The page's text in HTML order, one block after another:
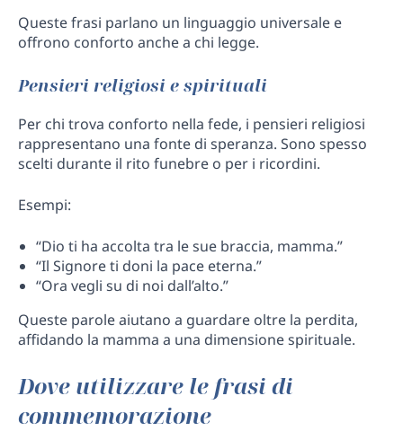
Queste frasi parlano un linguaggio universale e
offrono conforto anche a chi legge.
Pensieri religiosi e spirituali
Per chi trova conforto nella fede, i pensieri religiosi
rappresentano una fonte di speranza. Sono spesso
scelti durante il rito funebre o per i ricordini.
Esempi:
“Dio ti ha accolta tra le sue braccia, mamma.”
“Il Signore ti doni la pace eterna.”
“Ora vegli su di noi dall’alto.”
Queste parole aiutano a guardare oltre la perdita,
affidando la mamma a una dimensione spirituale.
Dove utilizzare le frasi di
commemorazione